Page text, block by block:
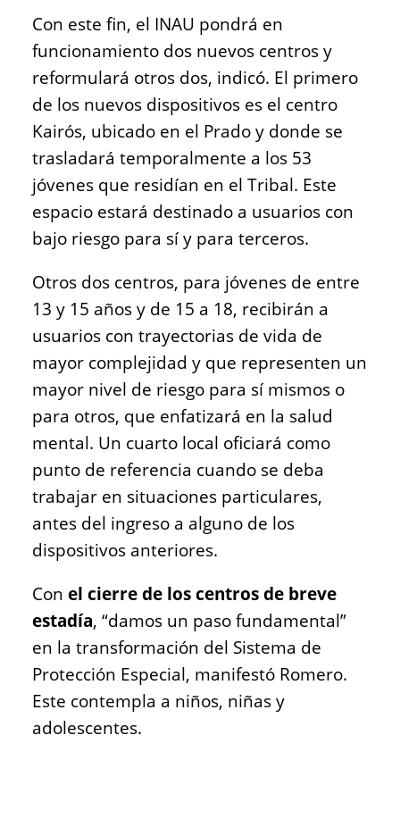
Con este fin, el INAU pondrá en
funcionamiento dos nuevos centros y
reformulará otros dos, indicó. El primero
de los nuevos dispositivos es el centro
Kairós, ubicado en el Prado y donde se
trasladará temporalmente a los 53
jóvenes que residían en el Tribal. Este
espacio estará destinado a usuarios con
bajo riesgo para sí y para terceros.
Otros dos centros, para jóvenes de entre
13 y 15 años y de 15 a 18, recibirán a
usuarios con trayectorias de vida de
mayor complejidad y que representen un
mayor nivel de riesgo para sí mismos o
para otros, que enfatizará en la salud
mental. Un cuarto local oficiará como
punto de referencia cuando se deba
trabajar en situaciones particulares,
antes del ingreso a alguno de los
dispositivos anteriores.
Con el cierre de los centros de breve
estadía, “damos un paso fundamental”
en la transformación del Sistema de
Protección Especial, manifestó Romero.
Este contempla a niños, niñas y
adolescentes.